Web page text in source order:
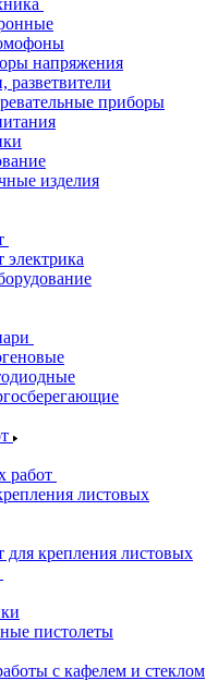
напряжения
разветвители
приборы
изделия
работ
листовых
для крепления листовых
пистолеты
с кафелем и стеклом